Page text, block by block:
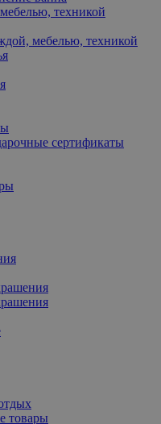
техникой
мебелью, техникой
сертификаты
товары